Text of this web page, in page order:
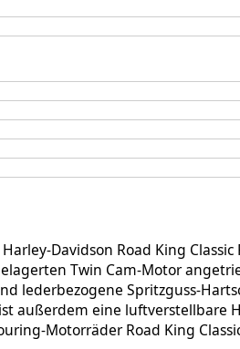
Davidson Road King
Twin Cam-Motor
lederbezogene Spritzguss-
außerdem eine
Motorräder Road King